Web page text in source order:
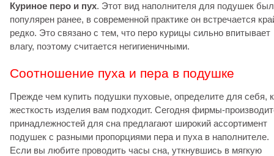
Куриное перо и пух. Этот вид наполнителя для подушек был
популярен ранее, в современной практике он встречается
редко. Это связано с тем, что перо курицы сильно впитывает
влагу, поэтому считается негигиеничными.
Соотношение пуха и пера в подушке
Прежде чем купить подушки пуховые, определите для себя,
жесткость изделия вам подходит. Сегодня фирмы-
принадлежностей для сна предлагают широкий ассортимент
подушек с разными пропорциями пера и пуха в наполнителе.
Если вы любите проводить часы сна, уткнувшись в мягкую